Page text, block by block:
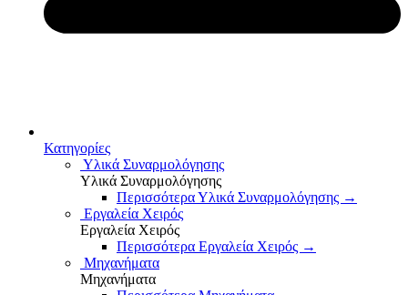
Κατηγορίες
Υλικά Συναρμολόγησης
Υλικά Συναρμολόγησης
Περισσότερα Υλικά Συναρμολόγησης →
Εργαλεία Χειρός
Εργαλεία Χειρός
Περισσότερα Εργαλεία Χειρός →
Μηχανήματα
Μηχανήματα